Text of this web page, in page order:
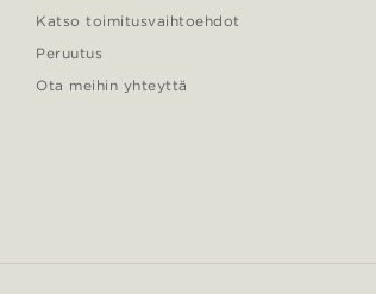
Katso toimitusvaihtoehdot
Peruutus
Ota meihin yhteyttä